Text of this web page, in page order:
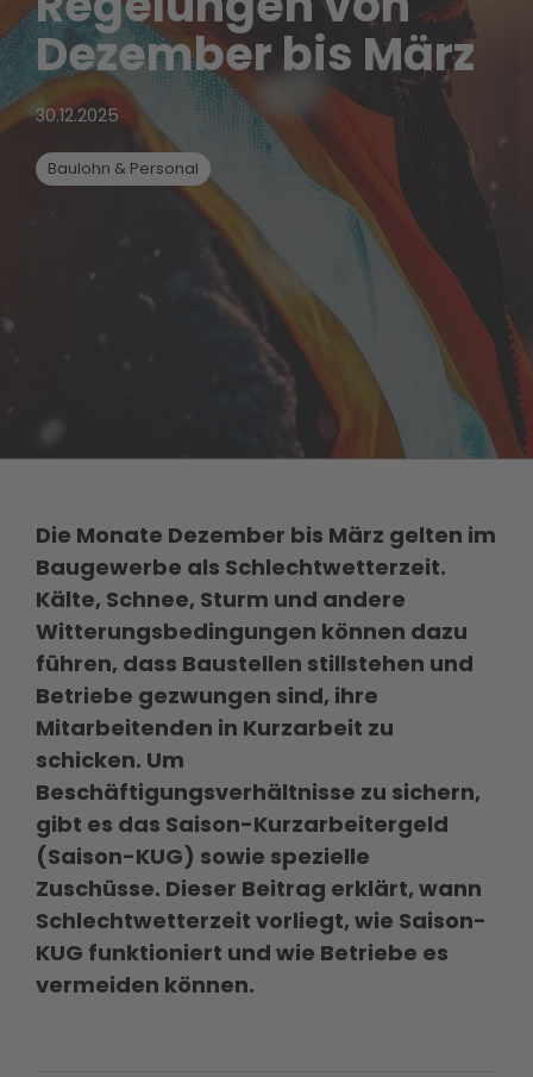
Dezember bis März
30.12.2025
Baulohn & Personal
Die Monate Dezember bis März gelten im
Baugewerbe als Schlechtwetterzeit.
Kälte, Schnee, Sturm und andere
Witterungsbedingungen können dazu
führen, dass Baustellen stillstehen und
Betriebe gezwungen sind, ihre
Mitarbeitenden in Kurzarbeit zu
schicken. Um
Beschäftigungsverhältnisse zu sichern,
gibt es das Saison-Kurzarbeitergeld
(Saison-KUG) sowie spezielle
Zuschüsse. Dieser Beitrag erklärt, wann
Schlechtwetterzeit vorliegt, wie Saison-
KUG funktioniert und wie Betriebe es
vermeiden können.